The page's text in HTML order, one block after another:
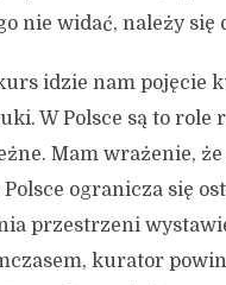
nie widać, należy się
idzie nam pojęcie
W Polsce są to role
Mam wrażenie,
ogranicza się
przestrzeni
kurator